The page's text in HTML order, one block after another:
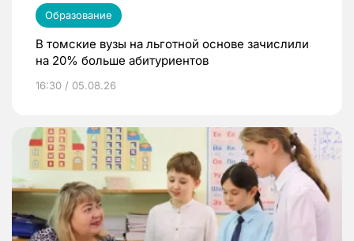
Образование
В томские вузы на льготной основе зачислили
на 20% больше абитуриентов
16:30 / 05.08.26